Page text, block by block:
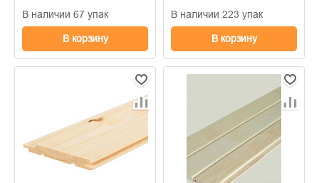
В наличии 67 упак
В корзину
В наличии 223 упак
В корзину